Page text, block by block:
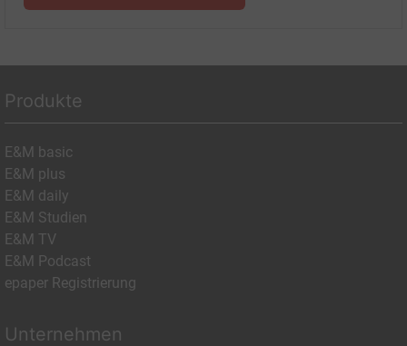
Produkte
E&M basic
E&M plus
E&M daily
E&M Studien
E&M TV
E&M Podcast
epaper Registrierung
Unternehmen